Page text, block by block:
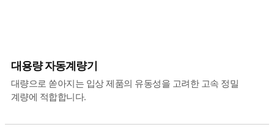
대용량 자동계량기
대량으로 쏟아지는 입상 제품의 유동성을 고려한 고속 정밀
계량에 적합합니다.